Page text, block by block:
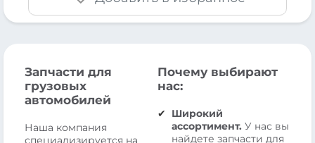
Запчасти для
грузовых
автомобилей
Наша компания
специализируется на
Почему выбирают
нас:
Широкий
ассортимент. У нас вы
найдете запчасти для